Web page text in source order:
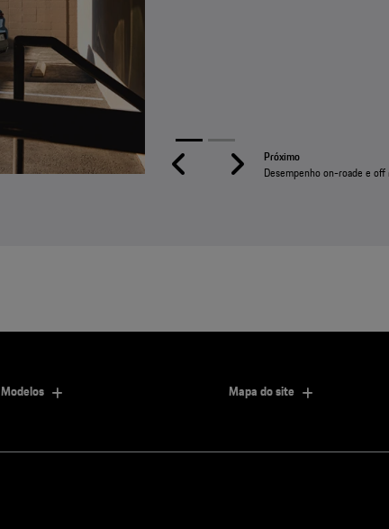
Modelos Mapa do site